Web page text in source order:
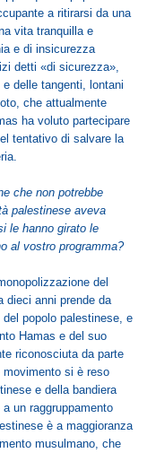
a ritirarsi da una
vita tranquilla e
e di insicurezza
detti «di sicurezza»,
delle tangenti, lontani
che attualmente
ha voluto partecipare
tentativo di salvare la
che non potrebbe
palestinese aveva
le hanno girato le
al vostro programma?
del
dieci anni prende da
popolo palestinese, e
Hamas e del suo
riconosciuta da parte
si è reso
e della bandiera
un raggruppamento
è a maggioranza
musulmano, che